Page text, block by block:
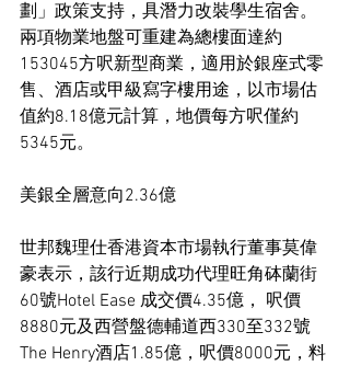
劃」政策支持，具潛力改裝學生宿舍。
兩項物業地盤可重建為總樓面達約
153045方呎新型商業，適用於銀座式零
售、酒店或甲級寫字樓用途，以市場估
值約8.18億元計算，地價每方呎僅約
5345元。
美銀全層意向2.36億
世邦魏理仕香港資本市場執行董事莫偉
豪表示，該行近期成功代理旺角砵蘭街
60號Hotel Ease 成交價4.35億， 呎價
8880元及西營盤德輔道西330至332號
The Henry酒店1.85億，呎價8000元，料